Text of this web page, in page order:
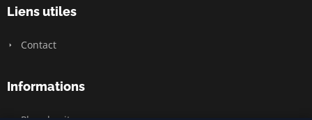
Liens utiles
Contact
Informations